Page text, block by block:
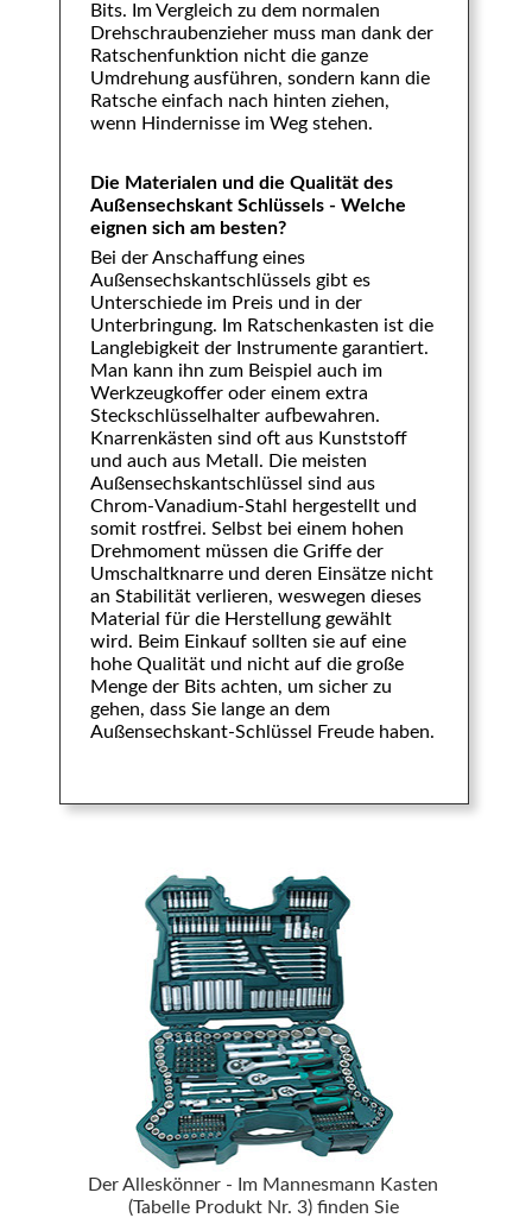
Bits. Im Vergleich zu dem normalen
Drehschraubenzieher muss man dank der
Ratschenfunktion nicht die ganze
Umdrehung ausführen, sondern kann die
Ratsche einfach nach hinten ziehen,
wenn Hindernisse im Weg stehen.
Die Materialen und die Qualität des
Außensechskant Schlüssels - Welche
eignen sich am besten?
Bei der Anschaffung eines
Außensechskantschlüssels gibt es
Unterschiede im Preis und in der
Unterbringung. Im Ratschenkasten ist die
Langlebigkeit der Instrumente garantiert.
Man kann ihn zum Beispiel auch im
Werkzeugkoffer oder einem extra
Steckschlüsselhalter aufbewahren.
Knarrenkästen sind oft aus Kunststoff
und auch aus Metall. Die meisten
Außensechskantschlüssel sind aus
Chrom-Vanadium-Stahl hergestellt und
somit rostfrei. Selbst bei einem hohen
Drehmoment müssen die Griffe der
Umschaltknarre und deren Einsätze nicht
an Stabilität verlieren, weswegen dieses
Material für die Herstellung gewählt
wird. Beim Einkauf sollten sie auf eine
hohe Qualität und nicht auf die große
Menge der Bits achten, um sicher zu
gehen, dass Sie lange an dem
Außensechskant-Schlüssel Freude haben.
Der Alleskönner - Im Mannesmann Kasten
(Tabelle Produkt Nr. 3) finden Sie